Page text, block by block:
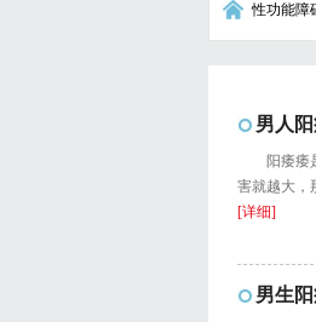
性功能障
男人
阳痿痿
害就越大，
[详细]
男生